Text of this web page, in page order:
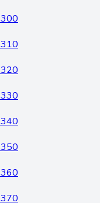
300
310
320
330
340
350
360
370